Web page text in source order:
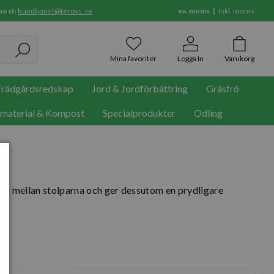
ex. moms inkl. moms
kundtjanst@tgross.se
Varukorg
Logga In
Mina favoriter
Jord & Jordförbättring Gräsfrö
& Kompost Specialprodukter Odling
mellan stolparna och ger dessutom en prydligare